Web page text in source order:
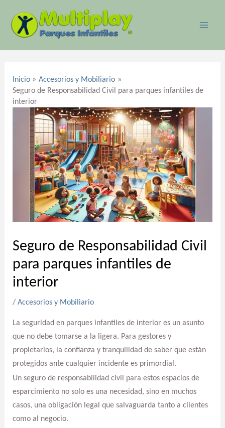
contenido
Inicio
Accesorios y Mobiliario
Seguro de Responsabilidad Civil para parques infantiles de
interior
Seguro de Responsabilidad Civil
para parques infantiles de
interior
/ Accesorios y Mobiliario
La seguridad en parques infantiles de interior es un asunto
que no debe tomarse a la ligera. Para gestores y
propietarios, la confianza y tranquilidad de saber que están
protegidos ante cualquier incidente es primordial.
Un seguro de responsabilidad civil para estos espacios de
esparcimiento no solo es una necesidad, sino en muchos
casos, una obligación legal que salvaguarda tanto a clientes
como al negocio.
entradas